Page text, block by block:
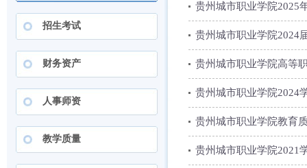
招生考试
财务资产
人事师资
教学质量
贵州城市职业学院2025
贵州城市职业学院2024
贵州城市职业学院高等
贵州城市职业学院2024
贵州城市职业学院教育
贵州城市职业学院2021